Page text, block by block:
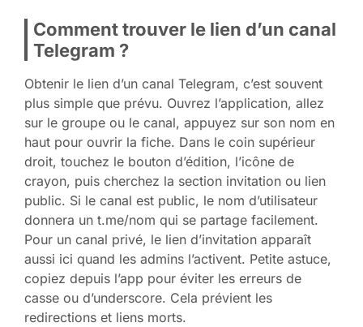
Comment trouver le lien d’un canal
Telegram ?
Obtenir le lien d’un canal Telegram, c’est souvent
plus simple que prévu. Ouvrez l’application, allez
sur le groupe ou le canal, appuyez sur son nom en
haut pour ouvrir la fiche. Dans le coin supérieur
droit, touchez le bouton d’édition, l’icône de
crayon, puis cherchez la section invitation ou lien
public. Si le canal est public, le nom d’utilisateur
donnera un t.me/nom qui se partage facilement.
Pour un canal privé, le lien d’invitation apparaît
aussi ici quand les admins l’activent. Petite astuce,
copiez depuis l’app pour éviter les erreurs de
casse ou d’underscore. Cela prévient les
redirections et liens morts.